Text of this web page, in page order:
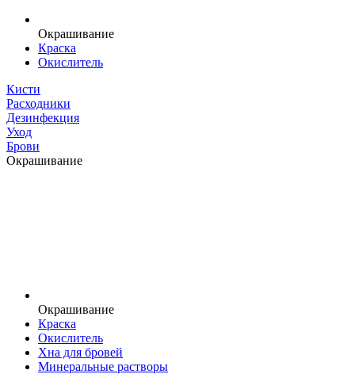
Окрашивание
Краска
Окислитель
Кисти
Расходники
Дезинфекция
Уход
Брови
Окрашивание
Окрашивание
Краска
Окислитель
Хна для бровей
Минеральные растворы